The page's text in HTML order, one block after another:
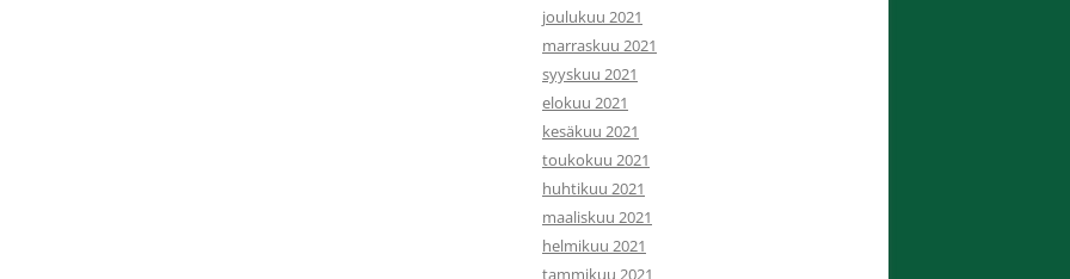
joulukuu 2021
marraskuu 2021
syyskuu 2021
elokuu 2021
kesäkuu 2021
toukokuu 2021
huhtikuu 2021
maaliskuu 2021
helmikuu 2021
tammikuu 2021